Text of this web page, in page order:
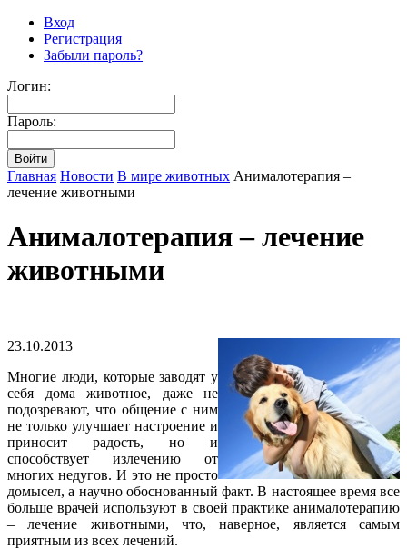
Вход
Регистрация
Забыли пароль?
Логин:
Пароль:
Главная Новости В мире животных Анималотерапия –
лечение животными
Анималотерапия – лечение
животными
23.10.2013
Многие люди, которые заводят у
себя дома животное, даже не
подозревают, что общение с ним
не только улучшает настроение и
приносит радость, но и
способствует излечению от
многих недугов. И это не просто
домысел, а научно обоснованный факт. В настоящее время все
больше врачей используют в своей практике анималотерапию
– лечение животными, что, наверное, является самым
приятным из всех лечений.